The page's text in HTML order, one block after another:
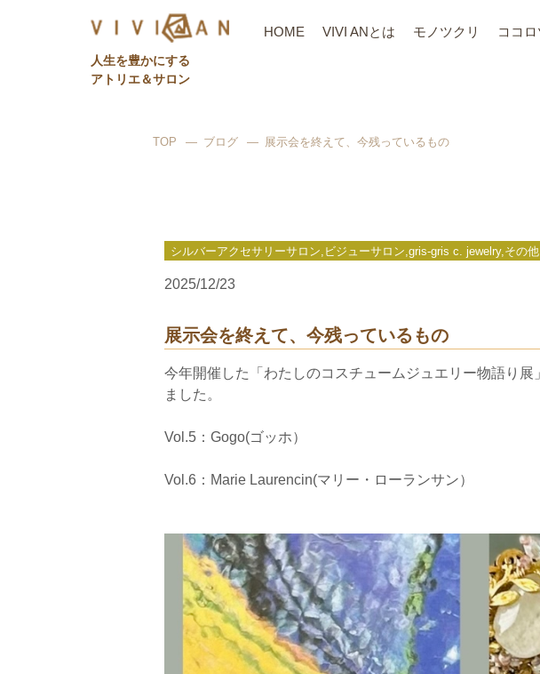
⼈⽣を豊かにする
アトリエ＆サロン
HOME VIVI ANとは モノツクリ ココロ
TOP ブログ 展示会を終えて、今残っているもの
シルバーアクセサリーサロン,ビジューサロン,gris-gris c. jewelry,その他
2025/12/23
展示会を終えて、今残っているもの
今年開催した「わたしのコスチュームジュエリー物語り
ました。
Vol.5：Gogo(ゴッホ）
Vol.6：Marie Laurencin(マリー・ローランサン）